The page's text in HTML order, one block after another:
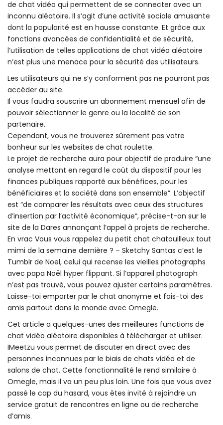
de chat vidéo qui permettent de se connecter avec un
inconnu aléatoire. Il s’agit d’une activité sociale amusante
dont la popularité est en hausse constante. Et grâce aux
fonctions avancées de confidentialité et de sécurité,
l’utilisation de telles applications de chat vidéo aléatoire
n’est plus une menace pour la sécurité des utilisateurs.
Les utilisateurs qui ne s’y conforment pas ne pourront pas
accéder au site.
Il vous faudra souscrire un abonnement mensuel afin de
pouvoir sélectionner le genre ou la localité de son
partenaire.
Cependant, vous ne trouverez sûrement pas votre
bonheur sur les websites de chat roulette.
Le projet de recherche aura pour objectif de produire “une
analyse mettant en regard le coût du dispositif pour les
finances publiques rapporté aux bénéfices, pour les
bénéficiaires et la société dans son ensemble”. L’objectif
est “de comparer les résultats avec ceux des structures
d’insertion par l’activité économique”, précise-t-on sur le
site de la Dares annonçant l’appel à projets de recherche.
En vrac Vous vous rappelez du petit chat chatouilleux tout
mimi de la semaine dernière ? – Sketchy Santas c’est le
Tumblr de Noël, celui qui recense les vieilles photographs
avec papa Noël hyper flippant. Si l’appareil photograph
n’est pas trouvé, vous pouvez ajuster certains paramètres.
Laisse-toi emporter par le chat anonyme et fais-toi des
amis partout dans le monde avec Omegle.
Cet article a quelques-unes des meilleures functions de
chat vidéo aléatoire disponibles à télécharger et utiliser.
IMeetzu vous permet de discuter en direct avec des
personnes inconnues par le biais de chats vidéo et de
salons de chat. Cette fonctionnalité le rend similaire à
Omegle, mais il va un peu plus loin. Une fois que vous avez
passé le cap du hasard, vous êtes invité à rejoindre un
service gratuit de rencontres en ligne ou de recherche
d’amis.